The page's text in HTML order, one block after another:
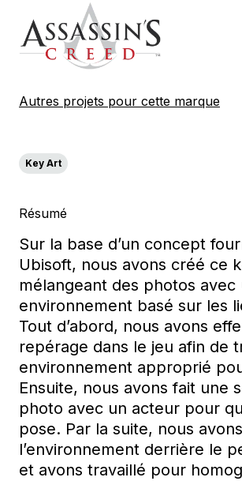
Autres projets pour cette marque
Key Art
Résumé
Sur la base d’un concept
Ubisoft, nous avons créé ce
mélangeant des photos avec
environnement basé sur les
Tout d’abord, nous avons
repérage dans le jeu afin de
environnement approprié
Ensuite, nous avons fait une
photo avec un acteur pour
pose. Par la suite, nous
l’environnement derrière le
et avons travaillé pour